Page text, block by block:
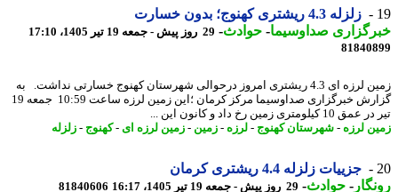
زلزله 4.3 ریشتری کهنوج؛ بدون خسارت
صداوسیما-حوادث -29 روز پیش - جمعه 19 تیر 1405، 17:10
زمین لرزه ای 4.3 ریشتری امروز درحوالی شهرستان کهنوج خسارتی نداشت. به
گزارش خبرگزاری صداوسیما مرکز کرمان ؛این زمین لرزه ساعت 10:59 جمعه 19
زمین رخ داد و کانون این ...
لرزه - شهرستان کهنوج-لرزه - زمین -زمین لرزه ای - کهنوج-زلزله
جزییات زلزله 4.4 ریشتری کرمان
-حوادث -29 روز پیش - جمعه 19 تیر 1405، 16:17 81840606